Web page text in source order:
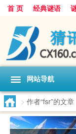
首 页 经典谜语
网站导航
> 作者“fsr”的文章